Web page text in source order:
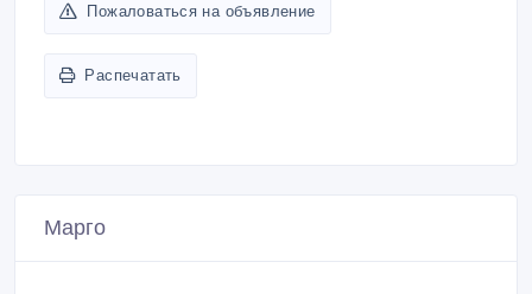
Пожаловаться на объявление
Распечатать
Марго